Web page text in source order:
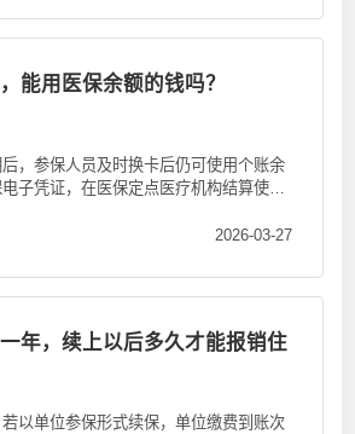
能用医保余额的钱吗？
，参保人员及时换卡后仍可使用个账余
子凭证，在医保定点医疗机构结算使用
2026-03-27
年，续上以后多久才能报销住
以单位参保形式续保，单位缴费到账次